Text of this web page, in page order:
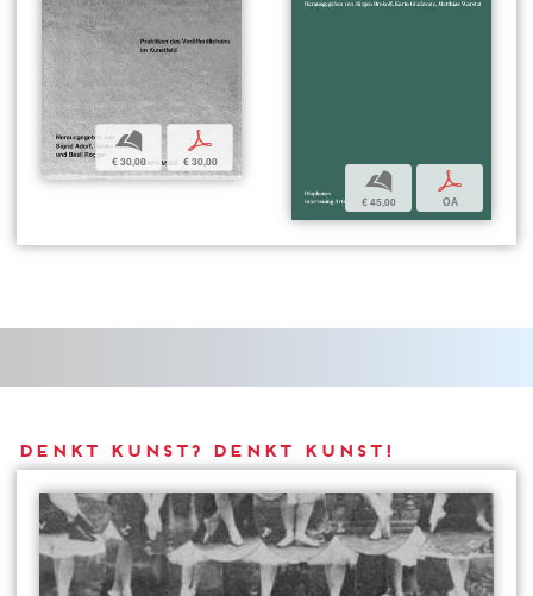
b
€ 30,00
p
€ 30,00
b
€ 45,00
p
OA
DENKT KUNST? DENKT KUNST!